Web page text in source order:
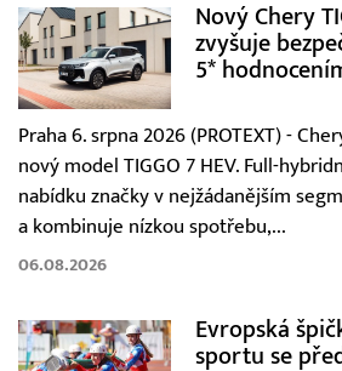
Nový Chery
zvyšuje
5*
Praha 6. srpna 2026 (PROTEXT) -
nový model TIGGO 7 HEV. Full-
nabídku značky v nejžádanějším
a kombinuje nízkou spotřebu,...
06.08.2026
Evropská
sportu se